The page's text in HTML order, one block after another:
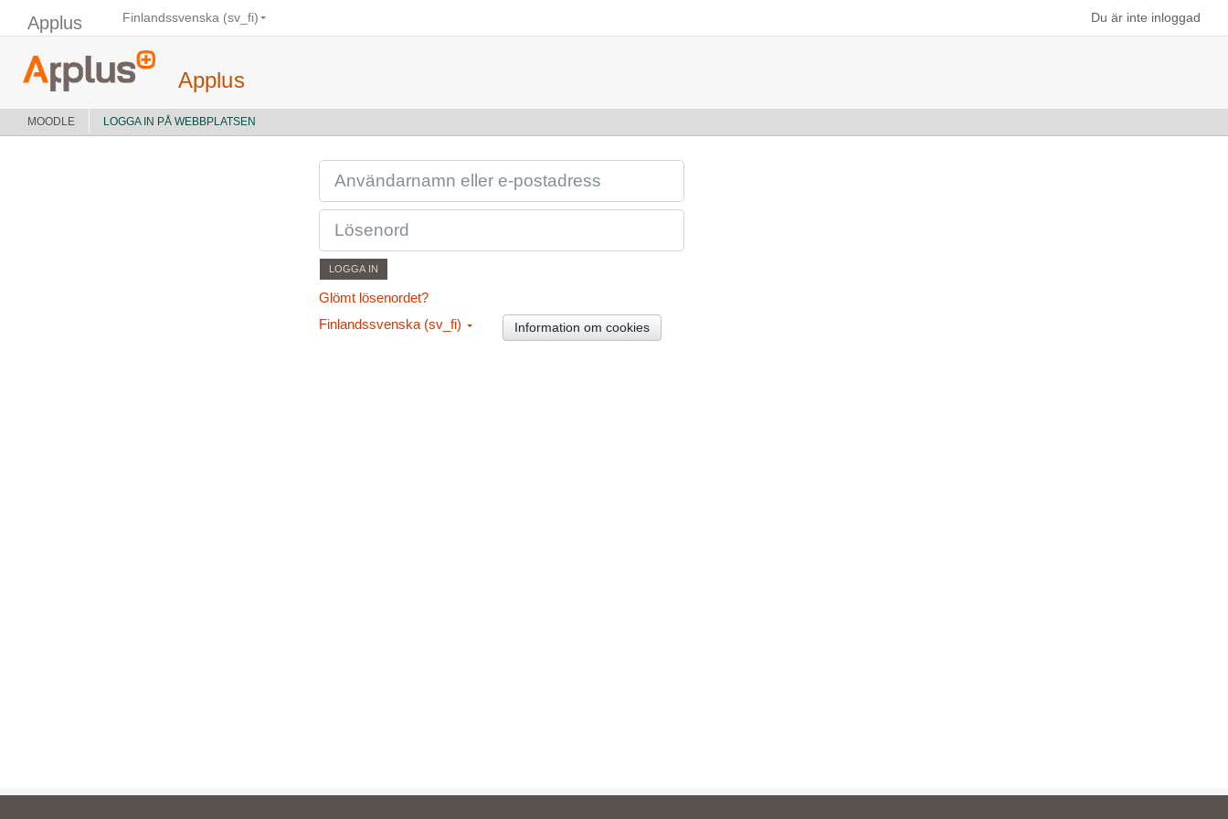
Applus Finlandssvenska ‎(sv_fi)‎ Du är inte inloggad
Applus
MOODLE LOGGA IN PÅ WEBBPLATSEN
ANVÄNDARNAMN ELLER E-POSTADRESS
LÖSENORD
LOGGA IN
Glömt lösenordet?
Finlandssvenska ‎(sv_fi)‎
Information om cookies